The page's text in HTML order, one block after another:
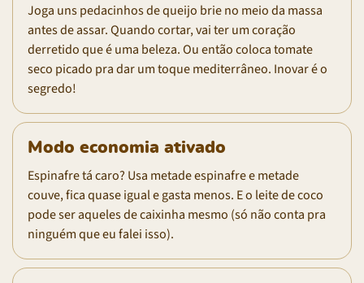
Joga uns pedacinhos de queijo brie no meio da massa
antes de assar. Quando cortar, vai ter um coração
derretido que é uma beleza. Ou então coloca tomate
seco picado pra dar um toque mediterrâneo. Inovar é o
segredo!
Modo economia ativado
Espinafre tá caro? Usa metade espinafre e metade
couve, fica quase igual e gasta menos. E o leite de coco
pode ser aqueles de caixinha mesmo (só não conta pra
ninguém que eu falei isso).